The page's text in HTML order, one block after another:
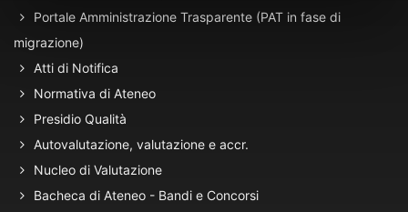
Portale Amministrazione Trasparente (PAT in fase di
migrazione)
Atti di Notifica
Normativa di Ateneo
Presidio Qualità
Autovalutazione, valutazione e accr.
Nucleo di Valutazione
Bacheca di Ateneo - Bandi e Concorsi